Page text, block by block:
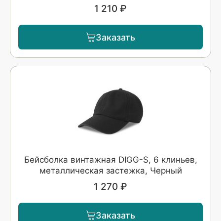
1 210 ₽
Заказать
Бейсболка винтажная DIGG-S, 6 клиньев,
металлическая застежка, Черный
1 270 ₽
Заказать